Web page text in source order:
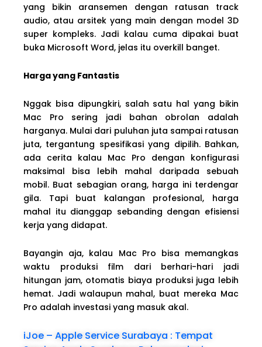
yang bikin aransemen dengan ratusan track
audio, atau arsitek yang main dengan model 3D
super kompleks. Jadi kalau cuma dipakai buat
buka Microsoft Word, jelas itu overkill banget.
Harga yang Fantastis
Nggak bisa dipungkiri, salah satu hal yang bikin
Mac Pro sering jadi bahan obrolan adalah
harganya. Mulai dari puluhan juta sampai ratusan
juta, tergantung spesifikasi yang dipilih. Bahkan,
ada cerita kalau Mac Pro dengan konfigurasi
maksimal bisa lebih mahal daripada sebuah
mobil. Buat sebagian orang, harga ini terdengar
gila. Tapi buat kalangan profesional, harga
mahal itu dianggap sebanding dengan efisiensi
kerja yang didapat.
Bayangin aja, kalau Mac Pro bisa memangkas
waktu produksi film dari berhari-hari jadi
hitungan jam, otomatis biaya produksi juga lebih
hemat. Jadi walaupun mahal, buat mereka Mac
Pro adalah investasi yang masuk akal.
iJoe – Apple Service Surabaya : Tempat